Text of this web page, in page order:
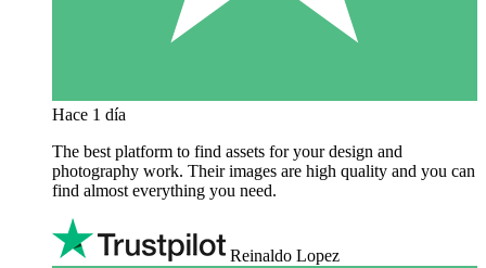
Hace 1 día
The best platform to find assets for your design and
photography work. Their images are high quality and you can
find almost everything you need.
Reinaldo Lopez